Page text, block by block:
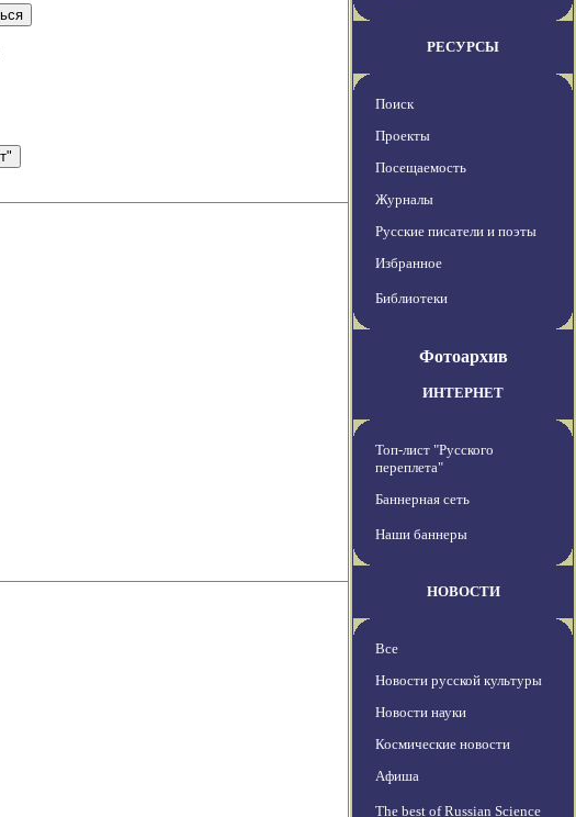
РЕСУРСЫ
Поиск
Проекты
Посещаемость
Журналы
Русские писатели и поэты
Избранное
Библиотеки
Фотоархив
ИНТЕРНЕТ
Топ-лист "Русского
переплета"
Баннерная сеть
Наши баннеры
НОВОСТИ
Все
Новости русской культуры
Новости науки
Космические новости
Афиша
The best of Russian Science